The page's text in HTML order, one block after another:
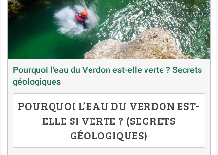
Pourquoi l’eau du Verdon est-elle verte ? Secrets
géologiques
POURQUOI L’EAU DU VERDON EST-
ELLE SI VERTE ? (SECRETS
GÉOLOGIQUES)